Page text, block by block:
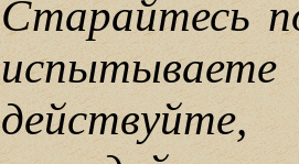
Старайтесь